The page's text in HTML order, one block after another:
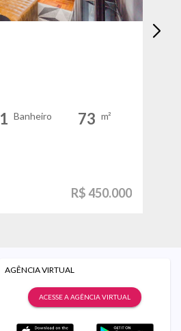
1 Banheiro 73 m²
R$ 450.000
AGÊNCIA VIRTUAL
ACESSE A AGÊNCIA VIRTUAL